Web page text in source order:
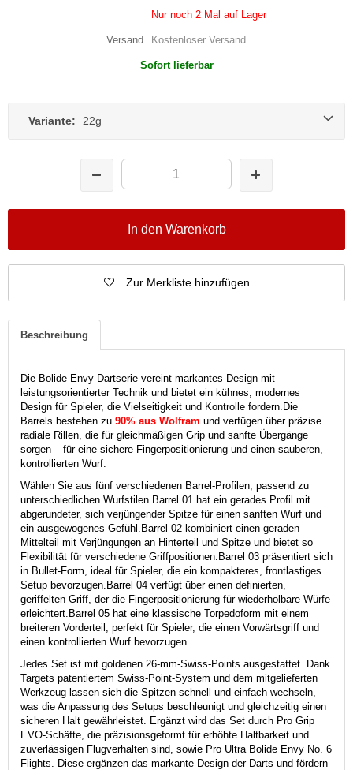
Nur noch 2 Mal auf Lager
Versand Kostenloser Versand
Sofort lieferbar
Variante: 22g
In den Warenkorb
Zur Merkliste hinzufügen
Beschreibung
Die Bolide Envy Dartserie vereint markantes Design mit
leistungsorientierter Technik und bietet ein kühnes, modernes
Design für Spieler, die Vielseitigkeit und Kontrolle fordern. Die
Barrels bestehen zu 90% aus Wolfram und verfügen über präzise
radiale Rillen, die für gleichmäßigen Grip und sanfte Übergänge
sorgen – für eine sichere Fingerpositionierung und einen sauberen,
kontrollierten Wurf.
Wählen Sie aus fünf verschiedenen Barrel-Profilen, passend zu
unterschiedlichen Wurfstilen. Barrel 01 hat ein gerades Profil mit
abgerundeter, sich verjüngender Spitze für einen sanften Wurf und
ein ausgewogenes Gefühl. Barrel 02 kombiniert einen geraden
Mittelteil mit Verjüngungen an Hinterteil und Spitze und bietet so
Flexibilität für verschiedene Griffpositionen. Barrel 03 präsentiert sich
in Bullet-Form, ideal für Spieler, die ein kompakteres, frontlastiges
Setup bevorzugen. Barrel 04 verfügt über einen definierten,
geriffelten Griff, der die Fingerpositionierung für wiederholbare Würfe
erleichtert. Barrel 05 hat eine klassische Torpedoform mit einem
breiteren Vorderteil, perfekt für Spieler, die einen Vorwärtsgriff und
einen kontrollierten Wurf bevorzugen.
Jedes Set ist mit goldenen 26-mm-Swiss-Points ausgestattet. Dank
Targets patentiertem Swiss-Point-System und dem mitgelieferten
Werkzeug lassen sich die Spitzen schnell und einfach wechseln,
was die Anpassung des Setups beschleunigt und gleichzeitig einen
sicheren Halt gewährleistet. Ergänzt wird das Set durch Pro Grip
EVO-Schäfte, die präzisionsgeformt für erhöhte Haltbarkeit und
zuverlässigen Flugverhalten sind, sowie Pro Ultra Bolide Envy No. 6
Flights. Diese ergänzen das markante Design der Darts und fördern